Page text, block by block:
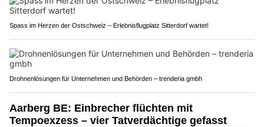
Spass im Herzen der Ostschweiz – Erlebnisflugplatz Sitterdorf wartet!
Drohnenlösungen für Unternehmen und Behörden – trenderia gmbh
Aarberg BE: Einbrecher flüchten mit
Tempoexzess – vier Tatverdächtige gefasst